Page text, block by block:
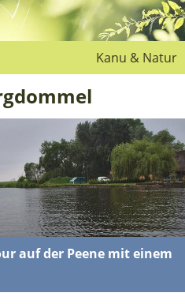
Kanu & Natur
auf der Peene mit einem